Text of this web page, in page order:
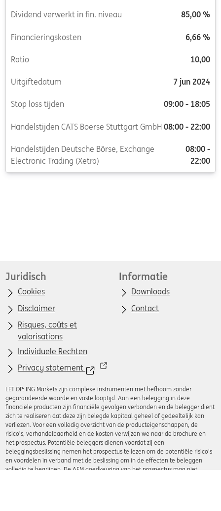
Dividend verwerkt in fin. niveau 85,00 %
Financieringskosten 6,66 %
Ratio 10,00
Uitgiftedatum 7 jun 2024
Stop loss tijden 09:00 - 18:05
Handelstijden CATS Boerse Stuttgart GmbH 08:00 - 22:00
Handelstijden Deutsche Börse, Exchange
Electronic Trading (Xetra)
08:00 -
22:00
Juridisch
Cookies
Disclaimer
Risques, coûts et
valorisations
Individuele Rechten
Privacy statement
Informatie
Downloads
Contact
LET OP: ING Markets zijn complexe instrumenten met hefboom zonder
gegarandeerde waarde en vaste looptijd. Aan een belegging in deze
financiële producten zijn financiële gevolgen verbonden en de belegger dient
zich te realiseren dat deze zijn belegde kapitaal geheel of gedeeltelijk kan
verliezen. Voor een volledig overzicht van de producteigenschappen, de
risico’s, verhandelbaarheid en de kosten verwijzen we naar de brochure en
het prospectus. Potentiële beleggers dienen voordat zij een
beleggingsbeslissing nemen het prospectus te lezen om de potentiële risico's
en voordelen in verband met de beslissing om in de effecten te beleggen
volledig te begrijpen. De AFM goedkeuring van het prospectus mag niet